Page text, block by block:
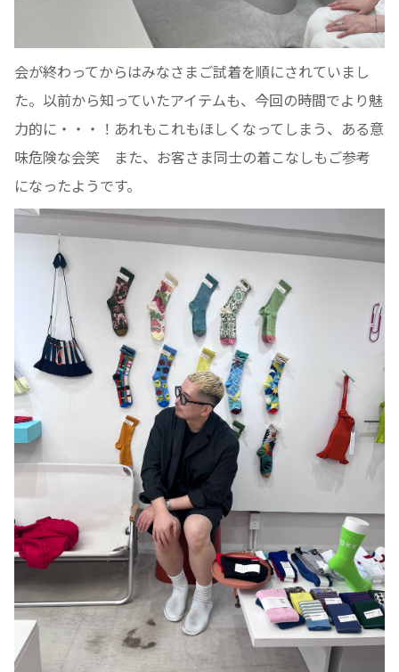
会が終わってからはみなさまご試着を順にされていまし
た。以前から知っていたアイテムも、今回の時間でより魅
力的に・・・！あれもこれもほしくなってしまう、ある意
味危険な会笑 また、お客さま同士の着こなしもご参考
になったようです。